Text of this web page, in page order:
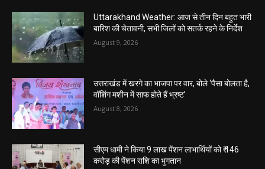
Uttarakhand Weather: आज से तीन दिन बहुत भारी
बारिश की चेतावनी, सभी जिलों को सतर्क रहने के निर्देश
August 9, 2026
उत्तराखंड में खरगे का भाजपा पर वार, बोले ‘पैसा बोलता है,
वॉशिंग मशीन में साफ होते हैं भ्रष्ट’
August 8, 2026
सीएम धामी ने किया 9 लाख पेंशन लाभार्थियों को ₹ 146
करोड़ की पेंशन राशि का भुगतान